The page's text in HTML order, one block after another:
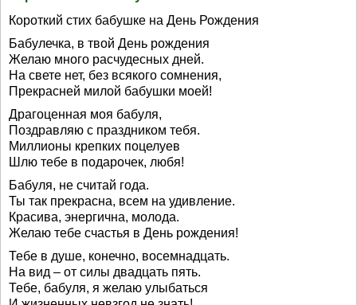
Короткий стих бабушке на День Рождения
Бабулечка, в твой День рождения
Желаю много расчудесных дней.
На свете нет, без всякого сомнения,
Прекрасней милой бабушки моей!
Драгоценная моя бабуля,
Поздравляю с праздником тебя.
Миллионы крепких поцелуев
Шлю тебе в подарочек, любя!
Бабуля, не считай года.
Ты так прекрасна, всем на удивление.
Красива, энергична, молода.
Желаю тебе счастья в День рождения!
Тебе в душе, конечно, восемнадцать.
На вид – от силы двадцать пять.
Тебе, бабуля, я желаю улыбаться